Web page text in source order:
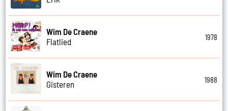
Wim De Craene
Flatlied
1978
Wim De Craene
Gisteren
1988